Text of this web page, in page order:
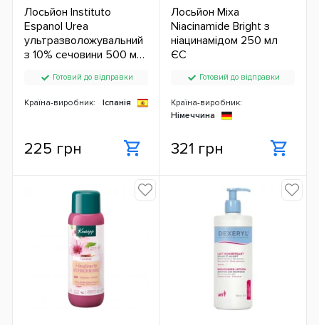
Лосьйон Instituto
Espanol Urea
ультразволожувальний
з 10% сечовини 500 мл
Готовий до відправки
Країна-виробник: Іспанія
225 грн
Лосьйон Mixa
Niacinamide Bright з
ніацинамідом 250 мл
ЄС
Готовий до відправки
Країна-виробник:
Німеччина
321 грн